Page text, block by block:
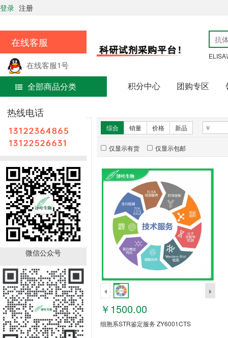
在线客服
在线客服1号
在线客服2号
热线电话
微信公众号
登录 注册
ELISA
全部商品分类 积分中心 团购专区
首页
技术服务
新品推荐
细胞系STR鉴定服务
ZY6001CTS
￥1500.00
已有 0人购买
销量排行
综合 销量 价格 新品
仅显示有货 仅显示包邮
￥1500.00
细胞系STR鉴定服务 ZY6001CTS